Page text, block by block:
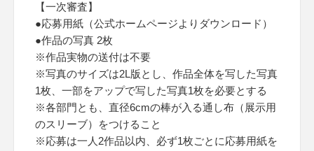
【一次審査】
●応募用紙（公式ホームページよりダウンロード）
●作品の写真 2枚
※作品実物の送付は不要
※写真のサイズは2L版とし、作品全体を写した写真
1枚、一部をアップで写した写真1枚を必要とする
※各部門とも、直径6cmの棒が入る通し布（展示用
のスリーブ）をつけること
※応募は一人2作品以内、必ず1枚ごとに応募用紙を